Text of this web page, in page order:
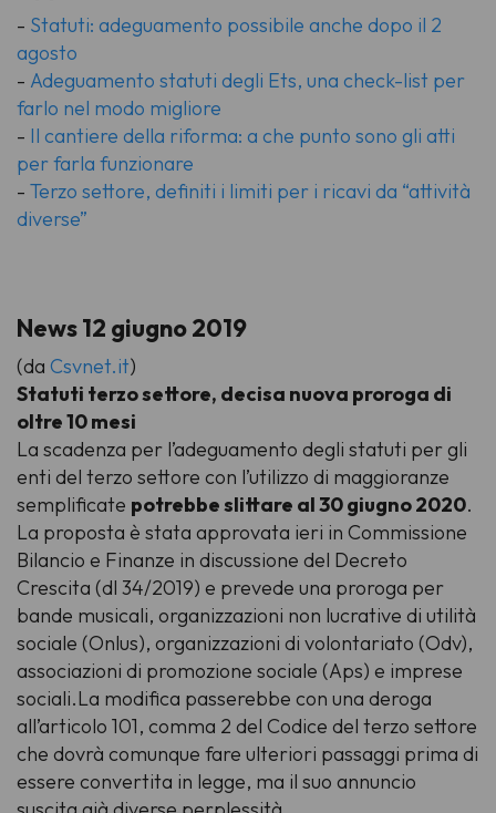
- Statuti: adeguamento possibile anche dopo il 2
agosto
- Adeguamento statuti degli Ets, una check-list per
farlo nel modo migliore
- Il cantiere della riforma: a che punto sono gli atti
per farla funzionare
- Terzo settore, definiti i limiti per i ricavi da “attività
diverse”
News 12 giugno 2019
(da Csvnet.it)
Statuti terzo settore, decisa nuova proroga di
oltre 10 mesi
La scadenza per l’adeguamento degli statuti per gli
enti del terzo settore con l’utilizzo di maggioranze
semplificate potrebbe slittare al 30 giugno 2020.
La proposta è stata approvata ieri in Commissione
Bilancio e Finanze in discussione del Decreto
Crescita (dl 34/2019) e prevede una proroga per
bande musicali, organizzazioni non lucrative di utilità
sociale (Onlus), organizzazioni di volontariato (Odv),
associazioni di promozione sociale (Aps) e imprese
sociali.La modifica passerebbe con una deroga
all’articolo 101, comma 2 del Codice del terzo settore
che dovrà comunque fare ulteriori passaggi prima di
essere convertita in legge, ma il suo annuncio